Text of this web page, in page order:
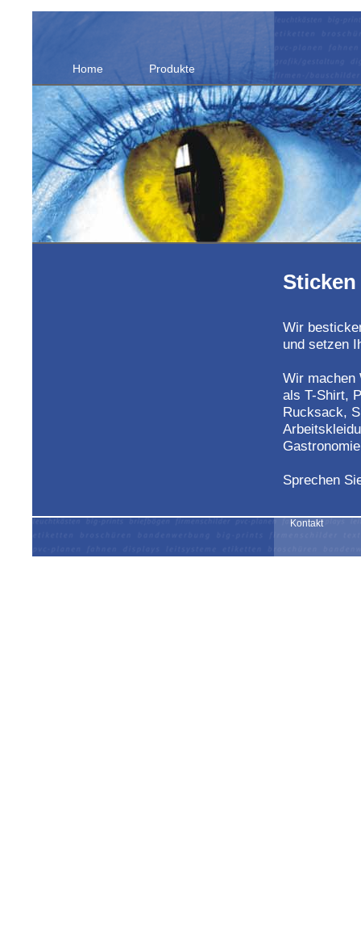
Home Produkte
Kontakt
Sticken
Wir
und setzen
Wir machen
als T-Shirt,
Rucksack,
Sprechen
Gerne